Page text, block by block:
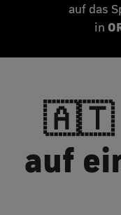
auf das
in
🇦🇹
auf